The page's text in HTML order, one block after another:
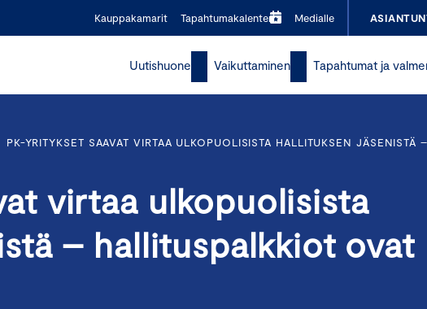
Kauppakamarit Tapahtumakalenteri Medialle
Uutishuone Vaikuttaminen Tapahtumat ja
PK-YRITYKSET SAAVAT VIRTAA ULKOPUOLISISTA HALLITUKSEN JÄSENISTÄ
virtaa ulkopuolisista
– hallituspalkkiot ovat